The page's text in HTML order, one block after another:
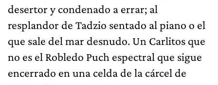
desertor y condenado a errar; al
resplandor de Tadzio sentado al piano o el
que sale del mar desnudo. Un Carlitos que
no es el Robledo Puch espectral que sigue
encerrado en una celda de la cárcel de